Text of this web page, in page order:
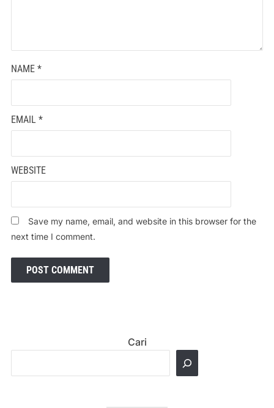
NAME *
EMAIL *
WEBSITE
Save my name, email, and website in this browser for the
next time I comment.
Cari